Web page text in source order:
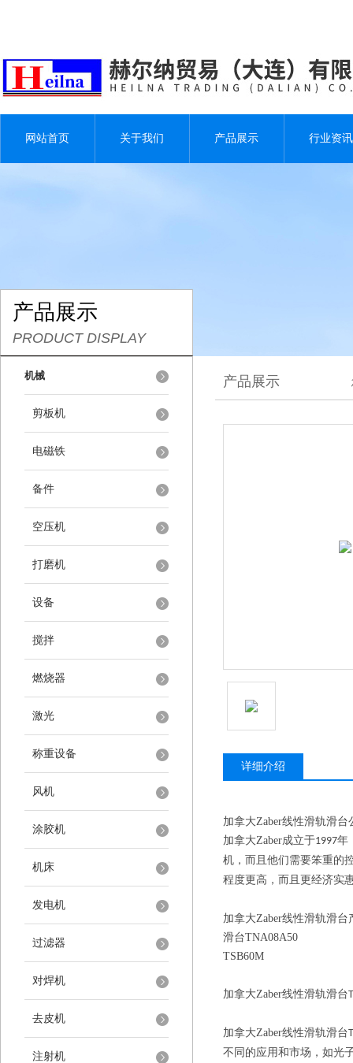
网站首页 关于我们 产品展示 行业资讯
产品展示
PRODUCT DISPLAY
机械
剪板机
电磁铁
备件
空压机
打磨机
设备
搅拌
燃烧器
激光
称重设备
风机
涂胶机
机床
发电机
过滤器
对焊机
去皮机
注射机
产品展示
详细介绍
加拿大Zaber线性滑轨滑台
加拿大Zaber成立于1997年
机，而且他们需要笨重的
程度更高，而且更经济实
加拿大Zaber线性滑轨滑台
滑台TNA08A50
TSB60M
加拿大Zaber线性滑轨滑台
加拿大Zaber线性滑轨滑台
不同的应用和市场，如光